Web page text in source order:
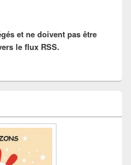
et ne doivent pas être
le flux RSS.